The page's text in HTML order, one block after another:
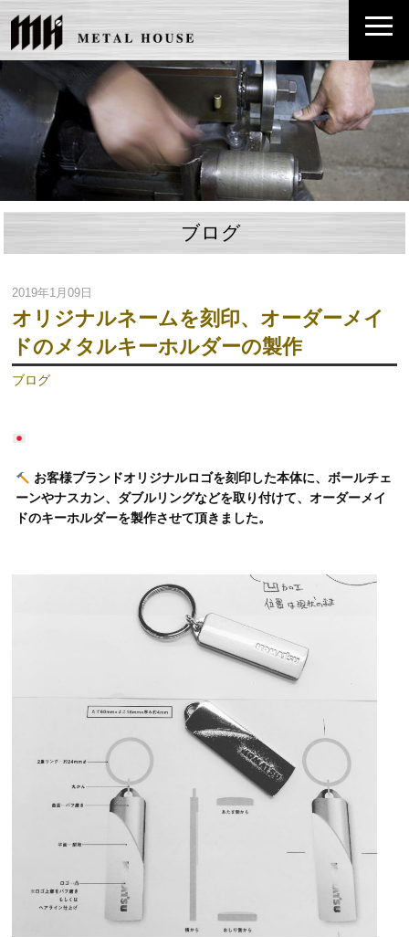
ブログ
2019年1月09日
オリジナルネームを刻印、オーダーメイ
ドのメタルキーホルダーの製作
ブログ
お客様ブランドオリジナルロゴを刻印した本体に、ボールチェ
ーンやナスカン、ダブルリングなどを取り付けて、オーダーメイ
ドのキーホルダーを製作させて頂きました。